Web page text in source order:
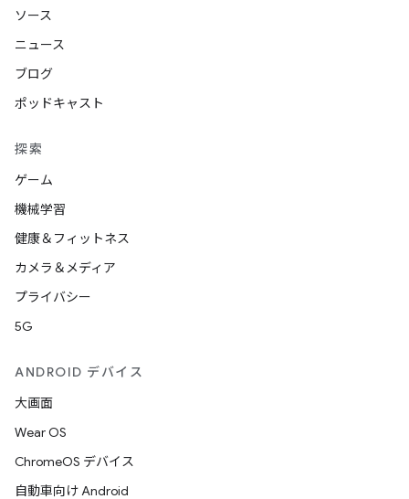
ソース
ニュース
ブログ
ポッドキャスト
探索
ゲーム
機械学習
健康＆フィットネス
カメラ＆メディア
プライバシー
5G
ANDROID デバイス
大画面
Wear OS
ChromeOS デバイス
自動車向け Android